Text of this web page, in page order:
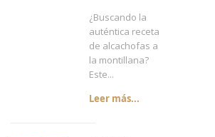
¿Buscando la
auténtica receta
de alcachofas a
la montillana?
Este...
Leer más...